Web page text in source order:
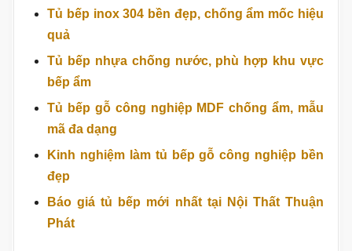
Chat Zalo
Xem thêm bài viết liên quan
Các mẫu tủ bếp đẹp, hiện đại cho nhà phố và
chung cư